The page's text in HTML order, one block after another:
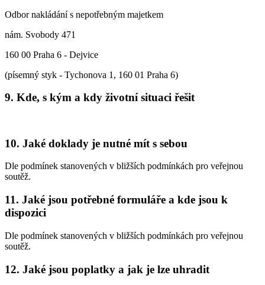
Odbor nakládání s nepotřebným majetkem
nám. Svobody 471
160 00 Praha 6 - Dejvice
(písemný styk - Tychonova 1, 160 01 Praha 6)
9. Kde, s kým a kdy životní situaci řešit
10. Jaké doklady je nutné mít s sebou
Dle podmínek stanovených v bližších podmínkách pro veřejnou
soutěž.
11. Jaké jsou potřebné formuláře a kde jsou k
dispozici
Dle podmínek stanovených v bližších podmínkách pro veřejnou
soutěž.
12. Jaké jsou poplatky a jak je lze uhradit